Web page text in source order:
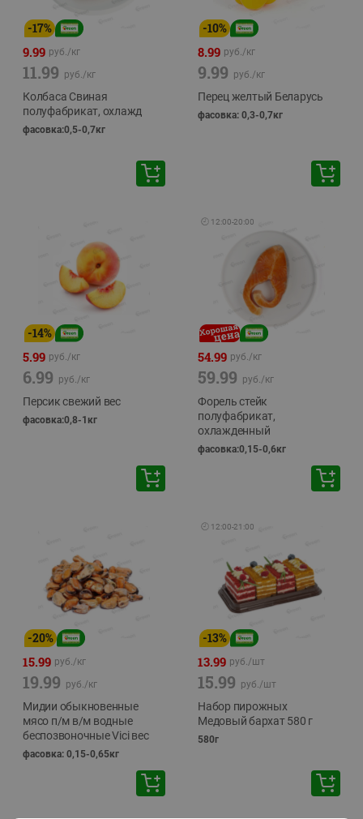
-17%
9.99 руб./кг
11.99 руб./кг
Колбаса Свиная
полуфабрикат, охлажд
фасовка:0,5-0,7кг
-10%
8.99 руб./кг
9.99 руб./кг
Перец желтый Беларусь
фасовка: 0,3-0,7кг
-14%
5.99 руб./кг
6.99 руб./кг
Персик свежий вес
фасовка:0,8-1кг
🕘 12:00-20:00
54.99 руб./кг
59.99 руб./кг
Форель стейк
полуфабрикат,
охлажденный
фасовка:0,15-0,6кг
-20%
15.99 руб./кг
19.99 руб./кг
Мидии обыкновенные
мясо п/м в/м водные
беспозвоночные Vici вес
фасовка: 0,15-0,65кг
🕘 12:00-21:00
-13%
13.99 руб./шт
15.99 руб./шт
Набор пирожных
Медовый бархат 580 г
580г